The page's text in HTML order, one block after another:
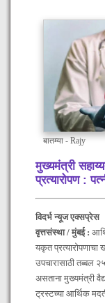
बातम्या - Rajy
मुख्यमंत्री
प्रत्यारोपण :
विदर्भ न्यूज एक्सप्रेस
वृत्तसंस्था / मुंबई :
यकृत
उपचारासाठी तब्बल
असताना मुख्यमंत्री
ट्रस्टच्या आर्थिक